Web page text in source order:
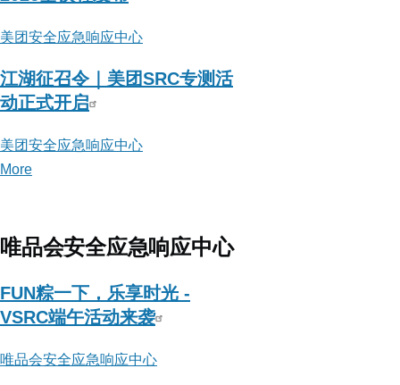
美团安全应急响应中心
江湖征召令｜美团SRC专测活
动正式开启
美团安全应急响应中心
More
团
全
应
响
唯品会安全应急响应中心
FUN粽一下，乐享时光 -
VSRC端午活动来袭
唯品会安全应急响应中心